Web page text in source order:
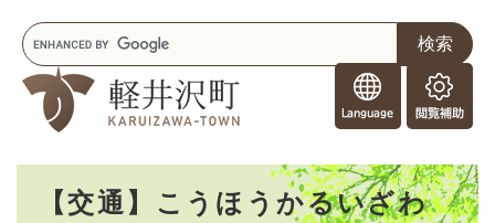
o
r
e
閲
覧
助
キ
ー
ワ
【交通】こうほうかるいざわ